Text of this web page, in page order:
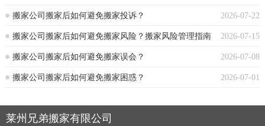
2026-07-22
搬家公司搬家后如何避免搬家投诉？
2026-07-15
搬家公司搬家后如何避免搬家风险？搬家风险管理指南
2026-07-08
搬家公司搬家后如何避免搬家误会？
2026-07-01
搬家公司搬家后如何避免搬家困惑？
莱州兄弟搬家有限公司